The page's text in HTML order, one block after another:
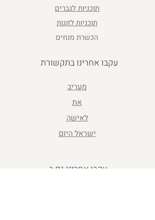
תוכניות לגברים
תוכניות לזוגות
הכשרת מנחים
עקבו אחרינו בתקשורת
עקבו אחרינו גם ב
מעריב
את
לאישה
ישראל היום